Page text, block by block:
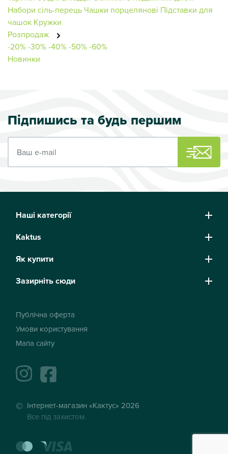
Набори сіль-перець Чашки порцелянові Підставки для
чашок Кружки
Розпродаж
-20%-30%-40%-50%-60%
Новинки
Підпишись та будь першим
Наші категорії
Kaktus
Як купити
Зазирніть сюди
Публічна оферта
Умови користування
Мапа сайту
instagramfacebook
Інтернет-магазин «Кактус» 2026
Все під захистом.
mastercard